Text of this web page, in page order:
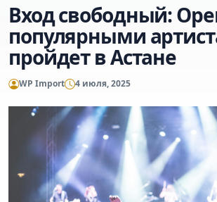
Вход свободный:
популярными
пройдет в Астане
WP Import 4 июля, 2025